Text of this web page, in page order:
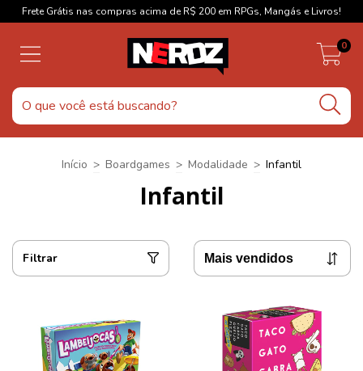
Frete Grátis nas compras acima de R$ 200 em RPGs, Mangás e Livros!
0
Início > Boardgames > Modalidade > Infantil
Infantil
Filtrar